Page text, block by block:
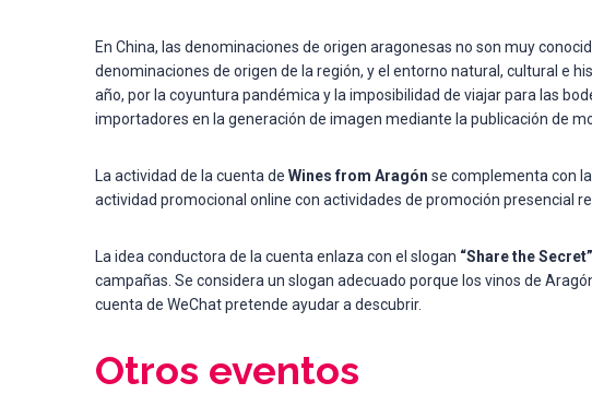
En China, las denominaciones de origen aragonesas no son muy
denominaciones de origen de la región, y el entorno natural, cultural e
año, por la coyuntura pandémica y la imposibilidad de viajar para las
importadores en la generación de imagen mediante la publicación de
La actividad de la cuenta de Wines from Aragón se complementa con la
actividad promocional online con actividades de promoción presencial
La idea conductora de la cuenta enlaza con el slogan “Share the Secret”
campañas. Se considera un slogan adecuado porque los vinos de
cuenta de WeChat pretende ayudar a descubrir.
Otros eventos